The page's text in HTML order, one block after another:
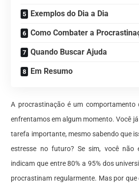
Exemplos do Dia a Dia
Como Combater a
Quando Buscar Ajuda
Em Resumo
A procrastinação é um comportamento
enfrentamos em algum momento. Você
tarefa importante, mesmo sabendo que
estresse no futuro? Se sim, você não
indicam que entre 80% a 95% dos
procrastinam regularmente. Mas por